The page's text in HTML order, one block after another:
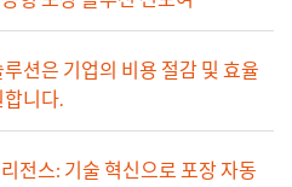
션은 기업의 비용 절감 및 효율
합니다.
전스: 기술 혁신으로 포장 자동